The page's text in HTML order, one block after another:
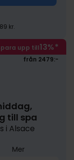
kr.
upp till13%*
från 2479:-
till spa
i Alsace
Mer